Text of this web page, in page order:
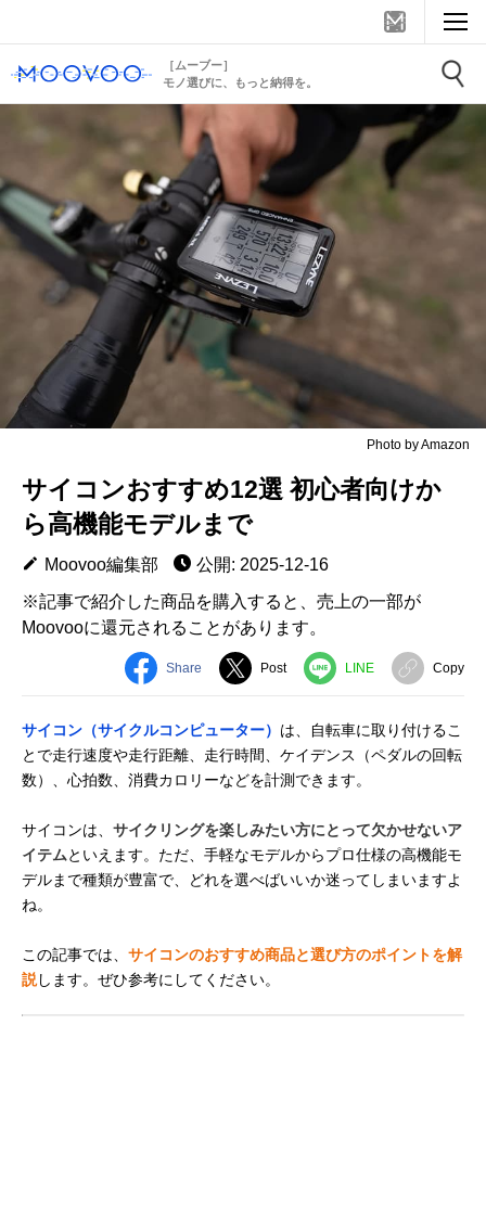
［ムーブー］
モノ選びに、もっと納得を。
Photo by Amazon
サイコンおすすめ12選 初心者向けか
ら高機能モデルまで
Moovoo編集部
公開: 2025-12-16
※記事で紹介した商品を購入すると、売上の一部が
Moovooに還元されることがあります。
Share Post LINE Copy
サイコン（サイクルコンピューター） は、自転車に取り付けるこ
とで走行速度や走行距離、走行時間、ケイデンス（ペダルの回転
数）、心拍数、消費カロリーなどを計測できます。
サイコンは、 サイクリングを楽しみたい方にとって欠かせないア
イテムといえます。ただ、手軽なモデルからプロ仕様の高機能モ
デルまで種類が豊富で、どれを選べばいいか迷ってしまいますよ
ね。
この記事では、 サイコンのおすすめ商品と選び方のポイントを解
説します。ぜひ参考にしてください。